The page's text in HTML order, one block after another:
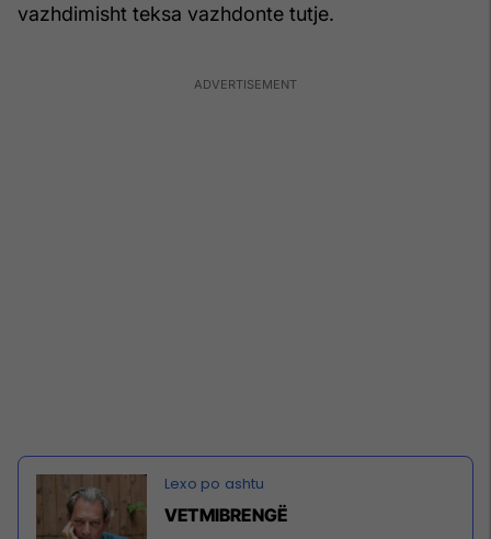
vazhdimisht teksa vazhdonte tutje.
VETMIBRENGË